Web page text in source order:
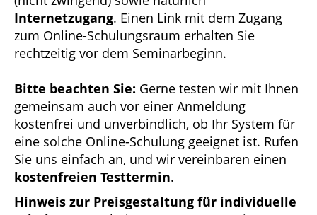
Internetzugang. Einen Link mit dem Zugang
zum Online-Schulungsraum erhalten Sie
rechtzeitig vor dem Seminarbeginn.
Bitte beachten Sie: Gerne testen wir mit Ihnen
gemeinsam auch vor einer Anmeldung
kostenfrei und unverbindlich, ob Ihr System für
eine solche Online-Schulung geeignet ist. Rufen
Sie uns einfach an, und wir vereinbaren einen
kostenfreien Testtermin.
Hinweis zur Preisgestaltung für individuelle